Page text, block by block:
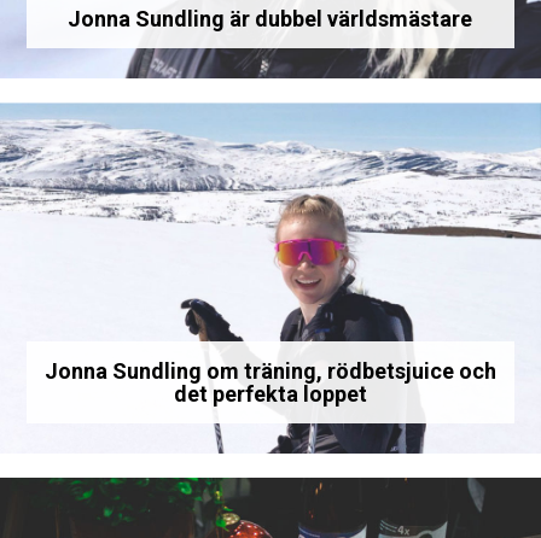
Jonna Sundling är dubbel världsmästare
Jonna Sundling om träning, rödbetsjuice och
det perfekta loppet